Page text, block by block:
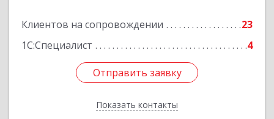
Клиентов на сопровождении
23
1С:Специалист
4
Отправить заявку
Показать контакты
Отправить заявку
Назад